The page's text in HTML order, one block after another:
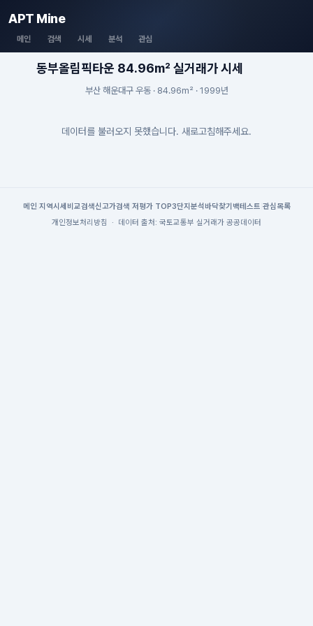
APT Mine
메인 검색 시세 분석 관심
동부올림픽타운 84.96m² 실거래가 시세
부산 해운대구 우동 · 84.96m² · 1999년
데이터를 불러오지 못했습니다. 새로고침해주세요.
메인| 지역시세 비교검색신고가검색 저평가 TOP3단지분석 바닥찾기 백테스트 관심목록
개인정보처리방침
· 데이터 출처: 국토교통부 실거래가 공공데이터